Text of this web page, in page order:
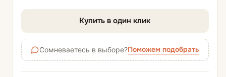
Купить в один клик
Сомневаетесь в выборе?Поможем подобрать